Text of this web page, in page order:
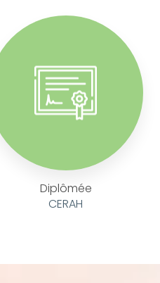
Diplômée
CERAH